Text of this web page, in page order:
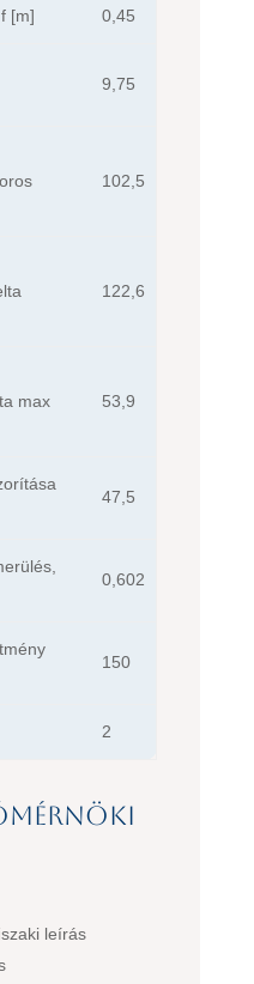
[m] 0,45
9,75
102,5
122,6
max
53,9
47,5
0,602
150
2
leírás